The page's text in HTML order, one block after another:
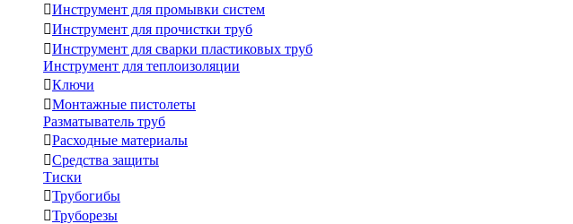
Инструмент для промывки систем
Инструмент для прочистки труб
Инструмент для сварки пластиковых труб
Инструмент для теплоизоляции
Ключи
Монтажные пистолеты
Разматыватель труб
Расходные материалы
Средства защиты
Тиски
Трубогибы
Труборезы